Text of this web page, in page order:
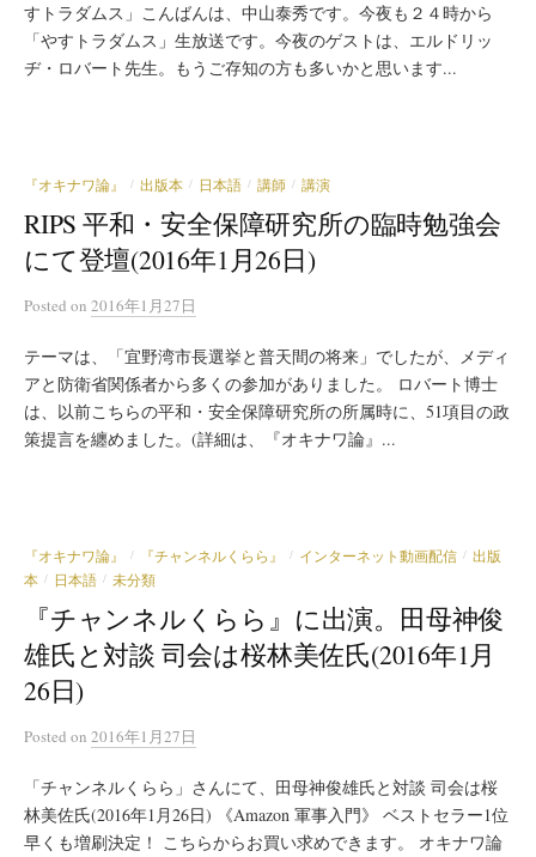
すトラダムス」こんばんは、中山泰秀です。今夜も２４時から
「やすトラダムス」生放送です。今夜のゲストは、エルドリッ
ヂ・ロバート先生。もうご存知の方も多いかと思います...
『オキナワ論』 / 出版本 / 日本語 / 講師 / 講演
RIPS 平和・安全保障研究所の臨時勉強会
にて登壇(2016年1月26日)
Posted on 2016年1月27日
テーマは、「宜野湾市長選挙と普天間の将来」でしたが、メディ
アと防衛省関係者から多くの参加がありました。 ロバート博士
は、以前こちらの平和・安全保障研究所の所属時に、51項目の政
策提言を纏めました。(詳細は、『オキナワ論』...
『オキナワ論』 / 『チャンネルくらら』 / インターネット動画配信 / 出版
本 / 日本語 / 未分類
『チャンネルくらら』に出演。田母神俊
雄氏と対談 司会は桜林美佐氏(2016年1月
26日)
Posted on 2016年1月27日
「チャンネルくらら」さんにて、田母神俊雄氏と対談 司会は桜
林美佐氏(2016年1月26日) 《Amazon 軍事入門》 ベストセラー1位
早くも増刷決定！ こちらからお買い求めできます。 オキナワ論